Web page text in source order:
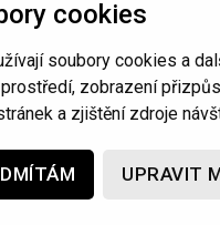
cookies
soubory cookies a
zobrazení
a zjištění zdroje
UPRAVIT